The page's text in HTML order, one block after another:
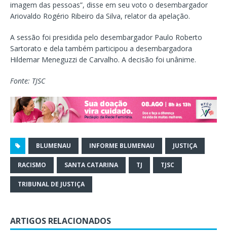
imagem das pessoas”, disse em seu voto o desembargador
Ariovaldo Rogério Ribeiro da Silva, relator da apelação.
A sessão foi presidida pelo desembargador Paulo Roberto
Sartorato e dela também participou a desembargadora
Hildemar Meneguzzi de Carvalho. A decisão foi unânime.
Fonte: TJSC
BLUMENAU INFORME BLUMENAU JUSTIÇA
RACISMO SANTA CATARINA TJ TJSC
TRIBUNAL DE JUSTIÇA
ARTIGOS RELACIONADOS